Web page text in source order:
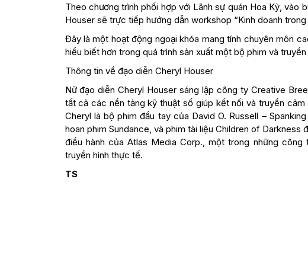
Theo chương trình phối hợp với Lãnh sự quán Hoa Kỳ, vào
Houser sẽ trực tiếp hướng dẫn workshop “Kinh doanh trong
Đây là một hoạt động ngoại khóa mang tính chuyên môn
hiểu biết hơn trong quá trình sản xuất một bộ phim và
Thông tin về đạo diễn Cheryl Houser
Nữ đạo diễn Cheryl Houser sáng lập công ty Creative
tất cả các nền tảng kỹ thuật số giúp kết nối và truyền
Cheryl là bộ phim đầu tay của David O. Russell –
hoan phim Sundance, và phim tài liệu Children of
điều hành của Atlas Media Corp., một trong những
truyền hình thực tế.
TS